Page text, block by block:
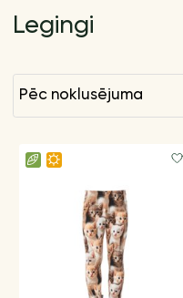
Legingi
pēc noklusējuma